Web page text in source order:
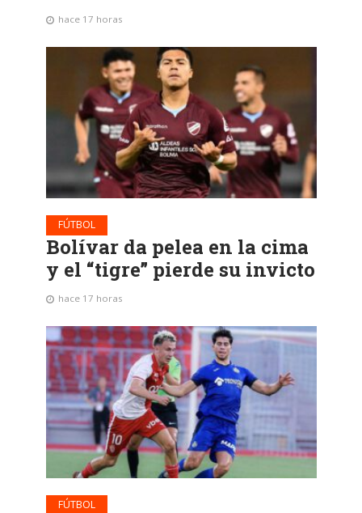
hace 17 horas
FÚTBOL
Bolívar da pelea en la cima
y el “tigre” pierde su invicto
hace 17 horas
FÚTBOL